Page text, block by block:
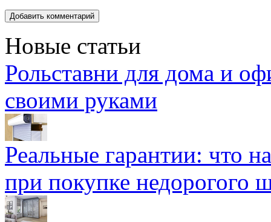
Новые статьи
Рольставни для дома и
своими руками
Реальные гарантии: что
при покупке недорогого